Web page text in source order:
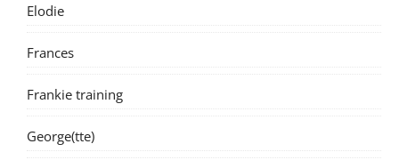
Elodie
Frances
Frankie training
George(tte)